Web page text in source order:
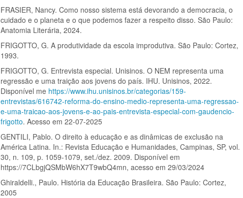
FRASIER, Nancy. Como nosso sistema está devorando a democracia, o
cuidado e o planeta e o que podemos fazer a respeito disso. São Paulo:
Anatomia Literária, 2024.
FRIGOTTO, G. A produtividade da escola improdutiva. São Paulo: Cortez,
1993.
FRIGOTTO, G. Entrevista especial. Unisinos. O NEM representa uma
regressão e uma traição aos jovens do país. IHU. Unisinos, 2022.
Disponível me https://www.ihu.unisinos.br/categorias/159-
entrevistas/616742-reforma-do-ensino-medio-representa-uma-regressao-
e-uma-traicao-aos-jovens-e-ao-pais-entrevista-especial-com-gaudencio-
frigotto. Acesso em 22-07-2025
GENTILI, Pablo. O direito à educação e as dinâmicas de exclusão na
América Latina. In.: Revista Educação e Humanidades, Campinas, SP, vol.
30, n. 109, p. 1059-1079, set./dez. 2009. Disponível em
https://7CLbgjQSMbW6hX7T9wbQ4mn, acesso em 29/03/2024
Ghiraldelli., Paulo. História da Educação Brasileira. São Paulo: Cortez,
2005